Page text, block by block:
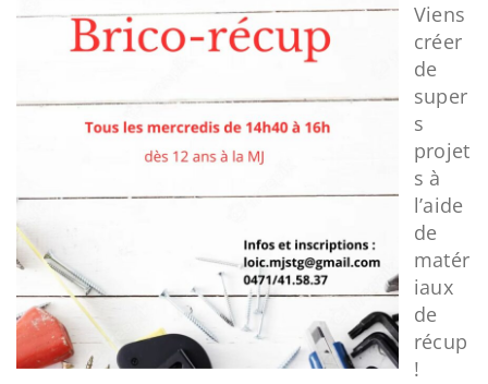
Viens
créer
de
super
s
projet
s à
l’aide
de
matér
iaux
de
récup
!